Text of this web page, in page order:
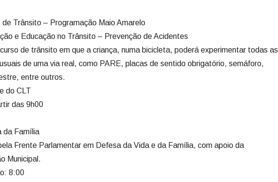
de Trânsito – Programação Maio Amarelo
e Educação no Trânsito – Prevenção de Acidentes
de trânsito em que a criança, numa bicicleta, poderá experimentar todas as
de uma via real, como PARE, placas de sentido obrigatório, semáforo,
entre outros.
do CLT
das 9h00
da Família
Frente Parlamentar em Defesa da Vida e da Família, com apoio da
Municipal.
8:00